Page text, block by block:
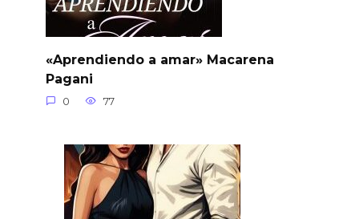
«Aprendiendo a amar» Macarena
Pagani
0 77